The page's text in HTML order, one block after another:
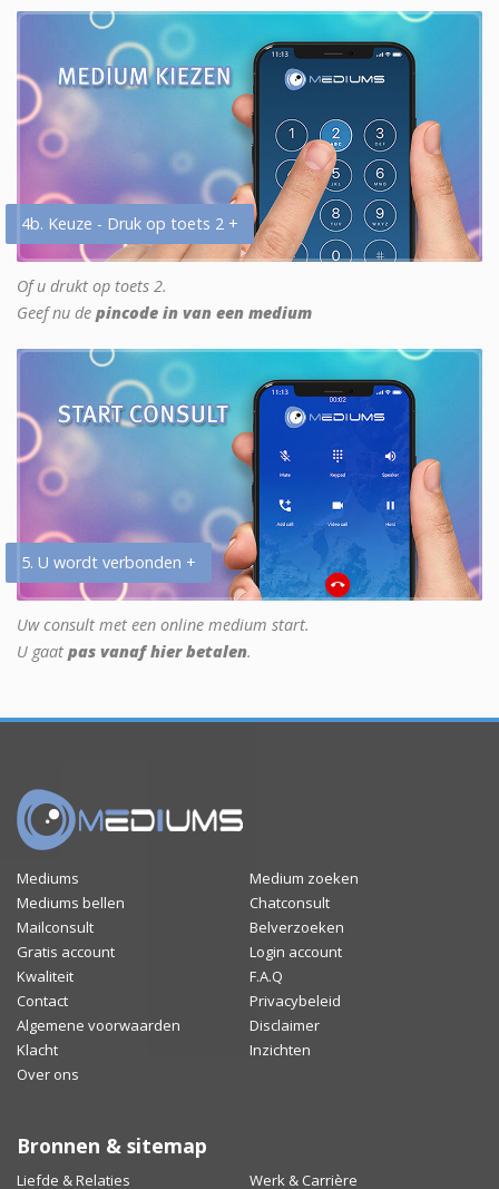
4b. Keuze - Druk op toets 2 +
Of u drukt op toets 2.
Geef nu de pincode in van een medium
5. U wordt verbonden +
Uw consult met een online medium start.
U gaat pas vanaf hier betalen.
Mediums
Medium zoeken
Mediums bellen
Chatconsult
Mailconsult
Belverzoeken
Gratis account
Login account
Kwaliteit
F.A.Q
Contact
Privacybeleid
Algemene voorwaarden
Disclaimer
Klacht
Inzichten
Over ons
Bronnen & sitemap
Liefde & Relaties Werk & Carrière